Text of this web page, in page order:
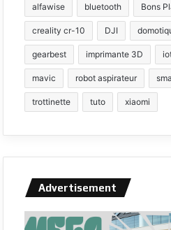
alfawise bluetooth Bons
creality cr-10 DJI
gearbest imprimante 3D
mavic robot aspirateur
trottinette tuto xiaomi
Advertisement